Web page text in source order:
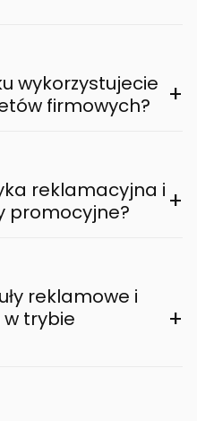
wykorzystujecie
firmowych?
+
reklamacyjna i
promocyjne?
+
reklamowe i
trybie
+